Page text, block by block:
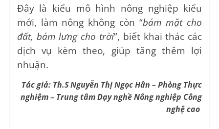
Đây là kiểu mô hình nông nghiệp kiểu
mới, làm nông không còn “bám mặt cho
đất, bám lưng cho trời”, biết khai thác các
dịch vụ kèm theo, giúp tăng thêm lợi
nhuận.
Tác giả: Th.S Nguyễn Thị Ngọc Hân – Phòng Thực
nghiệm – Trung tâm Dạy nghề Nông nghiệp Công
nghệ cao